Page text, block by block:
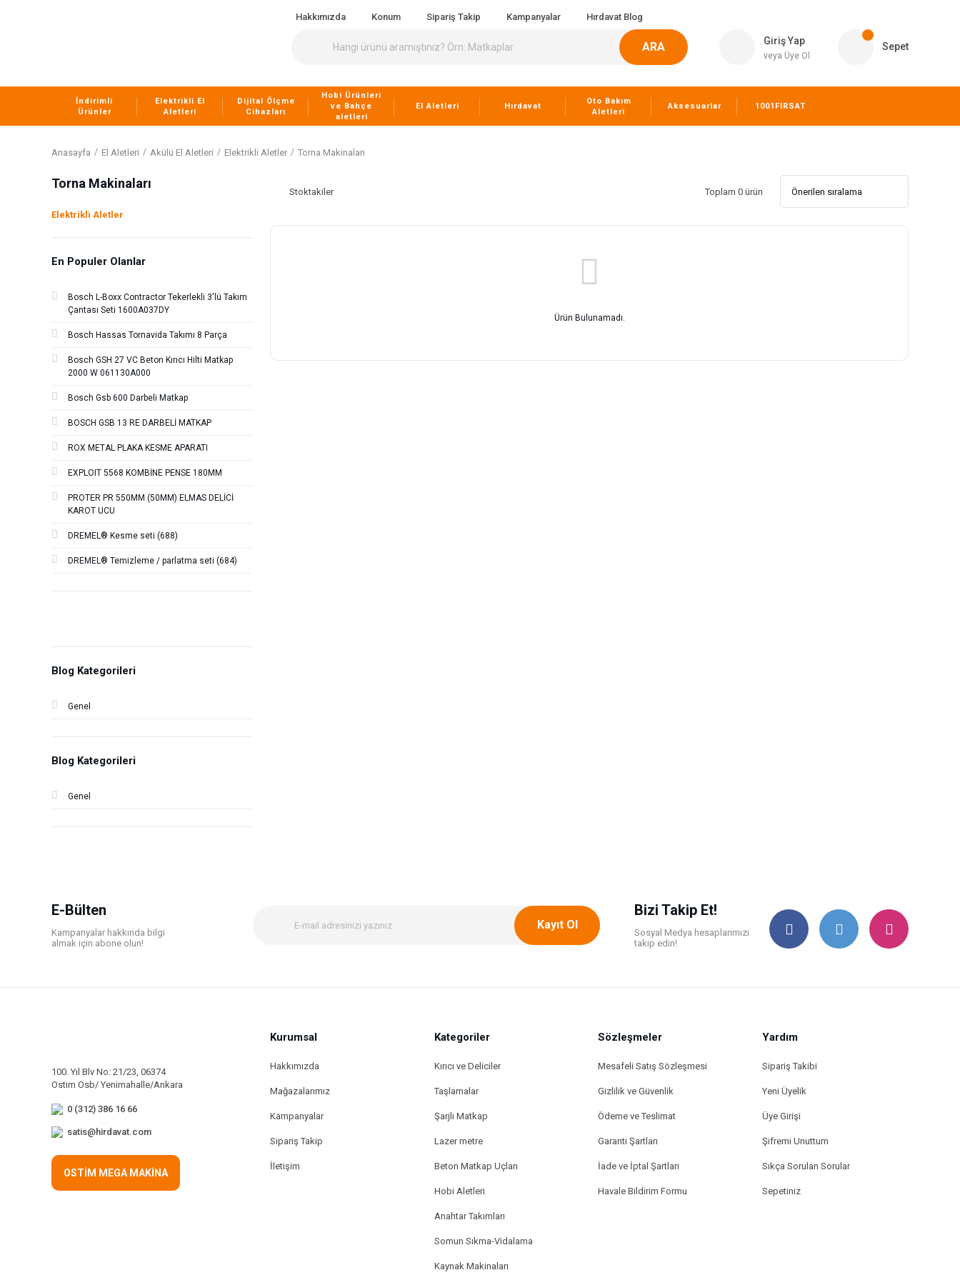
Hakkımızda Konum Sipariş Takip Kampanyalar Hırdavat Blog
ARA Giriş Yap
veya Üye Ol
Sepet
İndirimli
Ürünler
Elektrikli El
Aletleri
Dijital Ölçme
Cihazları
Hobi Ürünleri
ve Bahçe
aletleri
El Aletleri Hırdavat
Oto Bakım
Aletleri
Aksesuarlar 1001FIRSAT
Anasayfa El Aletleri Akülü El Aletleri Elektrikli Aletler Torna Makinaları
Torna Makinaları
Elektrikli Aletler
En Populer Olanlar
Bosch L-Boxx Contractor Tekerlekli 3'lü Takım
Çantası Seti 1600A037DY
Bosch Hassas Tornavida Takımı 8 Parça
Bosch GSH 27 VC Beton Kırıcı Hilti Matkap
2000 W 061130A000
Bosch Gsb 600 Darbeli Matkap
BOSCH GSB 13 RE DARBELİ MATKAP
ROX METAL PLAKA KESME APARATI
EXPLOIT 5568 KOMBİNE PENSE 180MM
PROTER PR 550MM (50MM) ELMAS DELİCİ
KAROT UCU
DREMEL® Kesme seti (688)
DREMEL® Temizleme / parlatma seti (684)
Blog Kategorileri
Genel
Blog Kategorileri
Genel
Stoktakiler Toplam 0 ürün
Ürün Bulunamadı.
E-Bülten
Kampanyalar hakkında bilgi
almak için abone olun!
Kayıt Ol
Bizi Takip Et!
Sosyal Medya hesaplarımızı
takip edin!
100. Yıl Blv No: 21/23, 06374
Ostim Osb/ Yenimahalle/Ankara
0 (312) 386 16 66
satis@hirdavat.com
OSTİM MEGA MAKİNA
Kurumsal
Hakkımızda
Mağazalarımız
Kampanyalar
Sipariş Takip
İletişim
Kategoriler
Kırıcı ve Deliciler
Taşlamalar
Şarjlı Matkap
Lazer metre
Beton Matkap Uçları
Hobi Aletleri
Anahtar Takımları
Somun Sıkma-Vidalama
Kaynak Makinaları
Sözleşmeler
Mesafeli Satış Sözleşmesi
Gizlilik ve Güvenlik
Ödeme ve Teslimat
Garanti Şartları
İade ve İptal Şartları
Havale Bildirim Formu
Yardım
Sipariş Takibi
Yeni Üyelik
Üye Girişi
Şifremi Unuttum
Sıkça Sorulan Sorular
Sepetiniz